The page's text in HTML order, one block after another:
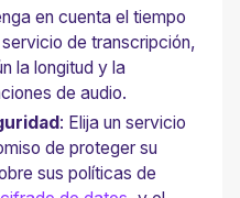
en cuenta el tiempo
de transcripción,
la longitud y la
de audio.
: Elija un servicio
de proteger su
sus políticas de